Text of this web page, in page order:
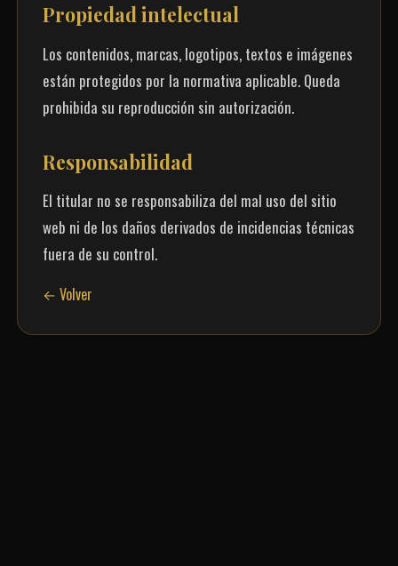
Propiedad intelectual
Los contenidos, marcas, logotipos, textos e imágenes
están protegidos por la normativa aplicable. Queda
prohibida su reproducción sin autorización.
Responsabilidad
El titular no se responsabiliza del mal uso del sitio
web ni de los daños derivados de incidencias técnicas
fuera de su control.
← Volver